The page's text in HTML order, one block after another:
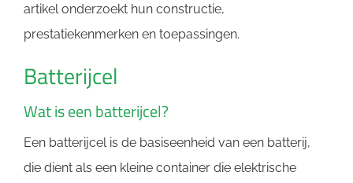
artikel onderzoekt hun constructie,
prestatiekenmerken en toepassingen.
Batterijcel
Wat is een batterijcel?
Een batterijcel is de basiseenheid van een batterij,
die dient als een kleine container die elektrische